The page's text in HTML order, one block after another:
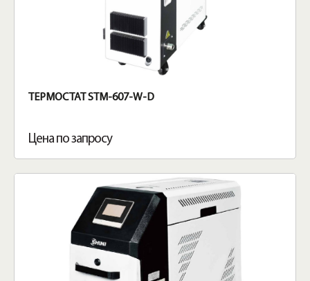
ТЕРМОСТАТ STM-607-W-D
Цена по запросу